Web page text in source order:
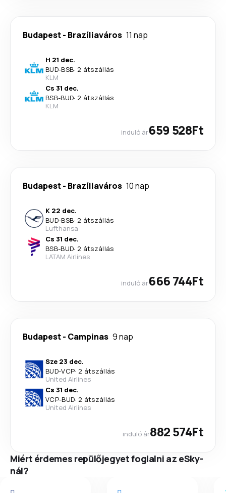
Budapest- Brazíliaváros 11 nap
H 21 dec.
BUD-BSB· 2 átszállás
KLM
Cs 31 dec.
BSB-BUD· 2 átszállás
KLM
induló ár659 528Ft
Budapest- Brazíliaváros 10 nap
K 22 dec.
BUD-BSB· 2 átszállás
Lufthansa
Cs 31 dec.
BSB-BUD· 2 átszállás
LATAM Airlines
induló ár666 744Ft
Budapest- Campinas 9 nap
Sze 23 dec.
BUD-VCP· 2 átszállás
United Airlines
Cs 31 dec.
VCP-BUD· 2 átszállás
United Airlines
induló ár882 574Ft
Miért érdemes repülőjegyet foglalni az eSky-
nál?